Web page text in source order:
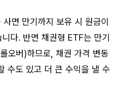
면 만기까지 보유 시 원금이
다. 반면 채권형 ETF는 만기
오버)하므로, 채권 가격 변동
수도 있고 더 큰 수익을 낼 수